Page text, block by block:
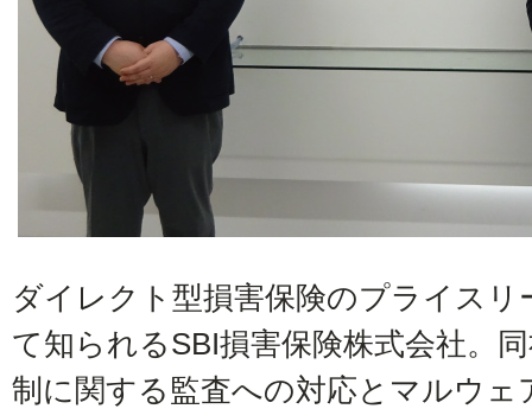
ダイレクト型損害保険のプライスリ
て知られるSBI損害保険株式会社。
制に関する監査への対応とマルウェ